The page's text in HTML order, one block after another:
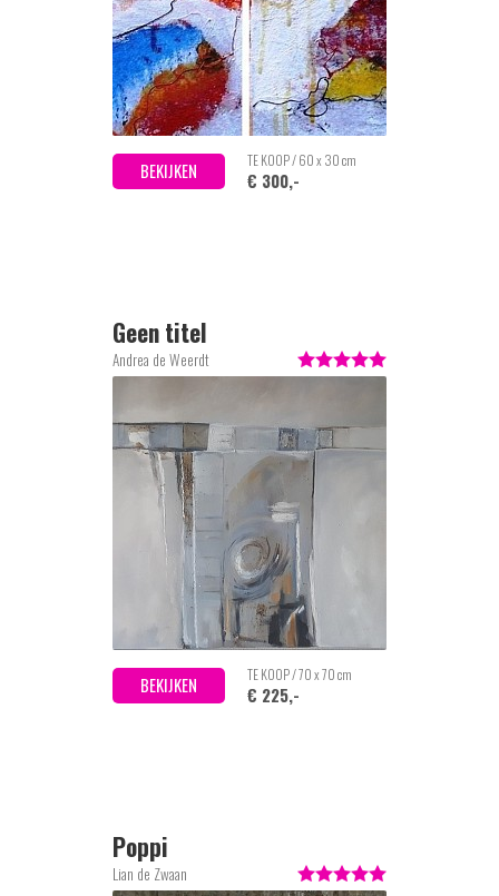
BEKIJKEN TE KOOP / 60 x 30 cm
€ 300,-
Geen titel
Andrea de Weerdt
BEKIJKEN TE KOOP / 70 x 70 cm
€ 225,-
Poppi
Lian de Zwaan